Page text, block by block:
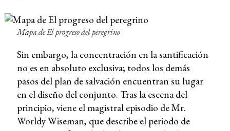
Mapa deEl progreso del peregrino
Sin embargo, la concentración en la santificación
no es en absoluto exclusiva; todos los demás
pasos del plan de salvación encuentran su lugar
en el diseño del conjunto. Tras la escena del
principio, viene el magistral episodio de Mr.
Worldy Wiseman, que describe el periodo de